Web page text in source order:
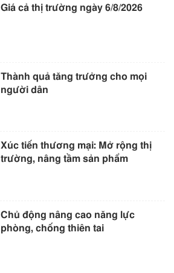
Giá cả thị trường ngày 6/8/2026
Thành quả tăng trưởng cho mọi
người dân
Xúc tiến thương mại: Mở rộng thị
trường, nâng tầm sản phẩm
Chủ động nâng cao năng lực
phòng, chống thiên tai